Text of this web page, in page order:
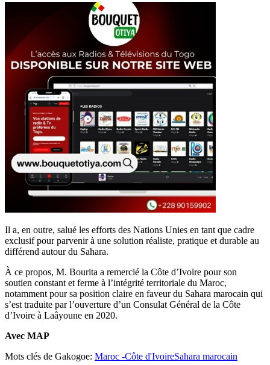
Il a, en outre, salué les efforts des Nations Unies en tant que cadre
exclusif pour parvenir à une solution réaliste, pratique et durable au
différend autour du Sahara.
À ce propos, M. Bourita a remercié la Côte d’Ivoire pour son
soutien constant et ferme à l’intégrité territoriale du Maroc,
notamment pour sa position claire en faveur du Sahara marocain qui
s’est traduite par l’ouverture d’un Consulat Général de la Côte
d’Ivoire à Laâyoune en 2020.
Avec MAP
Mots clés de Gakogoe: Maroc -Côte d'IvoireSahara marocain